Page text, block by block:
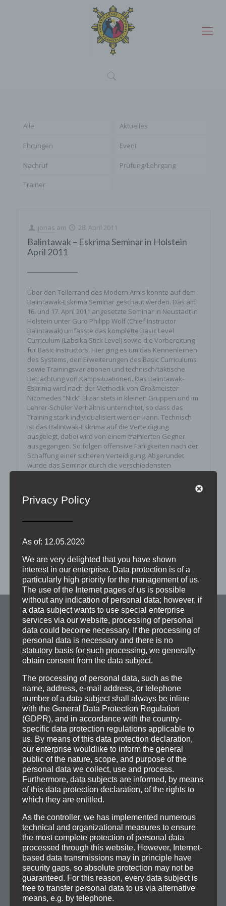
Alle Aktuelles
Ehrungen Event
Nachruf Prüfung/Lehrgang
Trainer
jonas am 28. April 2011
Balintawak – Eskrima Seminar in Holstein
April 2011
Über den Tellerrand des Modern Arnis konnte auf dem
Balintawak-Eskrima Seminar geschaut werden. Das am
16. und 17. April 2011 angesetzte Seminar in Neustadt in
Holstein unter Guro Philipp Wolf (Chief Instructor
Balintawak) umfasste das komplette Basic Level
Curriculum (Labsika Stick Level) sowie die Vorbereitung
für Basic Instructors. Hier ging es um das Kennenlernen
des Systems, den Erweiterungen des Basic Curriculums
sowie Trainingsvariationen und technisch/taktische
Betrachtung von Kampsituationen. Das Balintawak-
Eskrima wird nach der Methodik von Großmeister
Nicomedes “Nick” Elizar stets in kleinen Gruppen und im
Lehrer-Schüler Verhältnis unterrichtet, so dass das
Training stark individualisiert werden kann. Technisch
ist das Balintwak-Eskrima auf die Verteidigung
ausgelegt, dabei wird von einem trainierten Gegner
ausgegangen. So folgen offensive Fähigkeiten nach der
Schaffung einer sicheren Verteidigung. Abgerundet
wurde das Seminar durch die verschiedensten
führte. Mit lehrreich, abwechslungsreich, fordernd und
beeindruckend ist dieses Wochenende wohl
Modern Arnis und Lapunti sind philippinische
Kampfkünste, die waffenlos, mit Stock, Machete oder
Messer trainiert werden.
Wichtige Information:
Ein Probetraining kann nur mit derMitgliedschaftin der TG
Bornheim oder dem vorher besorgtem Tagesticket erfolgen.
Das Tagesticket kann zu den Öffnungszeiten der
Geschäftsstelle in der Berger Straße für 10€ erworben werden
Privacy Policy
As of: 12.05.2020
We are very delighted that you have shown
interest in our enterprise. Data protection is of a
particularly high priority for the management of us.
The use of the Internet pages of us is possible
without any indication of personal data; however, if
a data subject wants to use special enterprise
services via our website, processing of personal
data could become necessary. If the processing of
personal data is necessary and there is no
statutory basis for such processing, we generally
obtain consent from the data subject.
The processing of personal data, such as the
name, address, e-mail address, or telephone
number of a data subject shall always be inline
with the General Data Protection Regulation
(GDPR), and in accordance with the country-
specific data protection regulations applicable to
us. By means of this data protection declaration,
our enterprise wouldlike to inform the general
public of the nature, scope, and purpose of the
personal data we collect, use and process.
Furthermore, data subjects are informed, by means
of this data protection declaration, of the rights to
which they are entitled.
As the controller, we has implemented numerous
technical and organizational measures to ensure
the most complete protection of personal data
processed through this website. However, Internet-
based data transmissions may in principle have
security gaps, so absolute protection may not be
guaranteed. For this reason, every data subject is
free to transfer personal data to us via alternative
means, e.g. by telephone.